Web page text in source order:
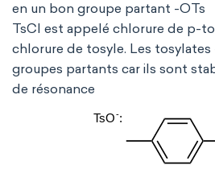
en un bon groupe partant -OTs
TsCl est appelé chlorure de p-
chlorure de tosyle. Les
groupes partants car ils sont
de résonance